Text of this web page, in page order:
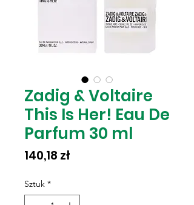
Zadig & Voltaire
This Is Her! Eau De
Parfum 30 ml
140,18 zł
Sztuk *